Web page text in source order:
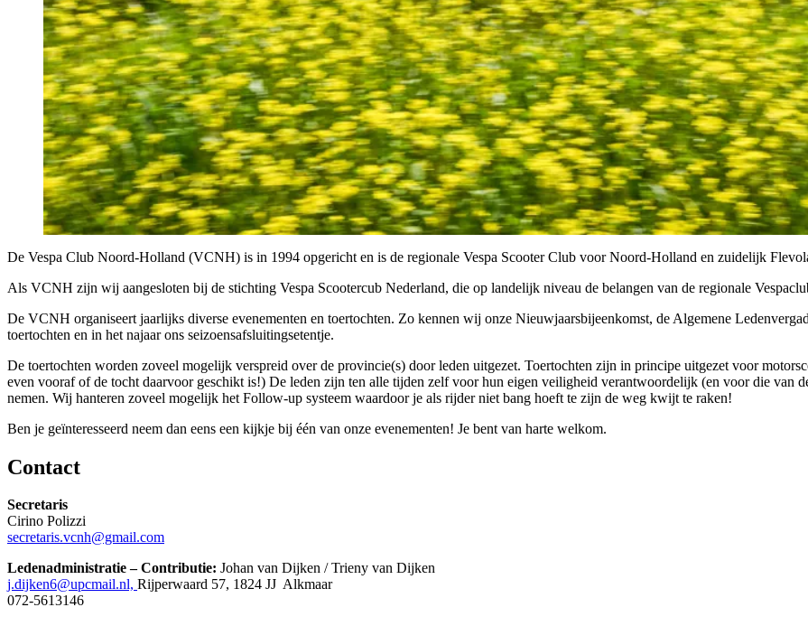
De Vespa Club Noord-Holland (VCNH) is in 1994 opgericht en is de regionale Vespa Scooter Club voor Noord-Holland en zuidelijk
Als VCNH zijn wij aangesloten bij de stichting Vespa Scootercub Nederland, die op landelijk niveau de belangen van de regionale
De VCNH organiseert jaarlijks diverse evenementen en toertochten. Zo kennen wij onze Nieuwjaarsbijeenkomst, de Algemene
toertochten en in het najaar ons seizoensafsluitingsetentje.
De toertochten worden zoveel mogelijk verspreid over de provincie(s) door leden uitgezet. Toertochten zijn in principe uitgezet voor
even vooraf of de tocht daarvoor geschikt is!) De leden zijn ten alle tijden zelf voor hun eigen veiligheid verantwoordelijk (en voor die van
nemen. Wij hanteren zoveel mogelijk het Follow-up systeem waardoor je als rijder niet bang hoeft te zijn de weg kwijt te raken!
Ben je geïnteresseerd neem dan eens een kijkje bij één van onze evenementen! Je bent van harte welkom.
Contact
Secretaris
Cirino Polizzi
secretaris.vcnh@gmail.com
Ledenadministratie – Contributie: Johan van Dijken / Trieny van Dijken
j.dijken6@upcmail.nl, Rijperwaard 57, 1824 JJ Alkmaar
072-5613146